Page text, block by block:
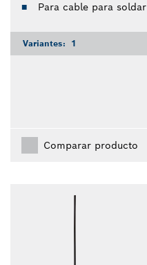
Para cable para soldar
Variantes: 1
Comparar producto